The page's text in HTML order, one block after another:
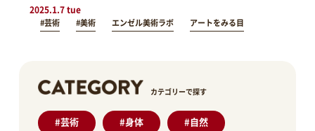
2025.1.7 tue
#芸術 #美術 エンゼル美術ラボ アートをみる目
カテゴリーで探す
#芸術 #身体 #自然